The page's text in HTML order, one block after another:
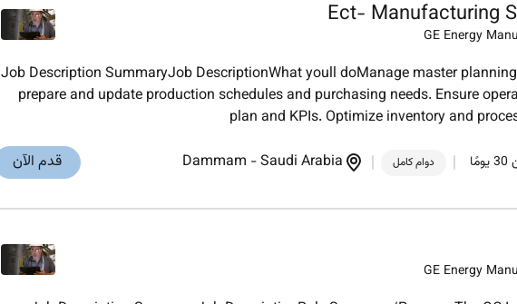
Ect- Manufacturing
GE Energy
Job Description SummaryJob DescriptionWhat youll doManage master
prepare and update production schedules and purchasing needs. Ensure
plan and KPIs. Optimize inventory and
دوام كامل Dammam -Saudi Arabia قدم الآن
GE Energy